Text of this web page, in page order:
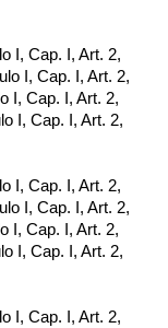
I, Cap. I, Art. 2,
I, Cap. I, Art. 2,
I, Cap. I, Art. 2,
I, Cap. I, Art. 2,
I, Cap. I, Art. 2,
I, Cap. I, Art. 2,
I, Cap. I, Art. 2,
I, Cap. I, Art. 2,
I, Cap. I, Art. 2,